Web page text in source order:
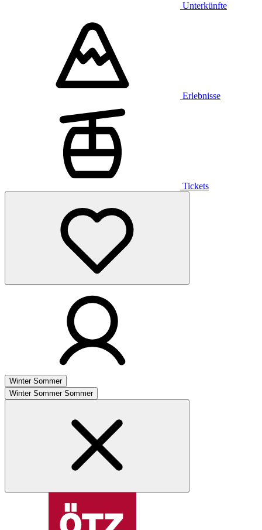
Unterkünfte
Erlebnisse
Tickets
Winter Sommer
Winter Sommer Sommer